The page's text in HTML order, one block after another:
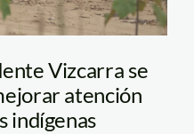
Vizcarra se
atención
indígenas